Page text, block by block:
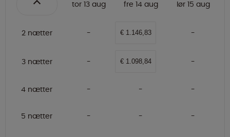
tor 13 aug fre 14 aug lør 15 aug
2 nætter € 1.146,83
3 nætter € 1.098,84
4 nætter
5 nætter